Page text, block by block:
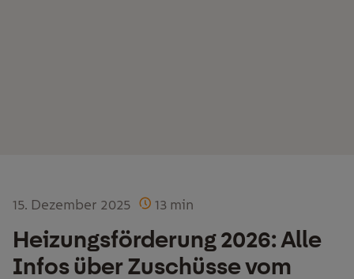
15. Dezember 2025 13 min
Heizungsförderung 2026: Alle
Infos über Zuschüsse vom